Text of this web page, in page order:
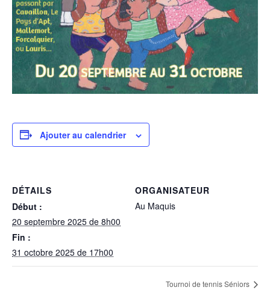
Ajouter au calendrier
DÉTAILS
Début :
20 septembre 2025 de 8h00
Fin :
31 octobre 2025 de 17h00
ORGANISATEUR
Au Maquis
Tournoi de tennis Séniors